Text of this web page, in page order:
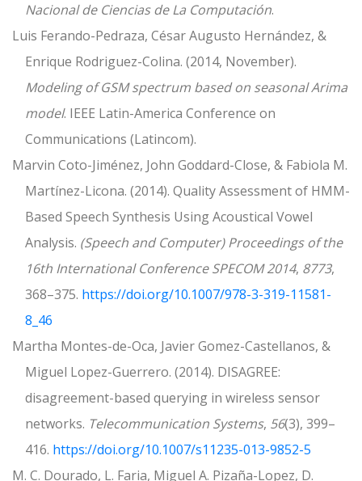
Nacional de Ciencias de La Computación.
Luis Ferando-Pedraza, César Augusto Hernández, &
Enrique Rodriguez-Colina. (2014, November).
Modeling of GSM spectrum based on seasonal Arima
model. IEEE Latin-America Conference on
Communications (Latincom).
Marvin Coto-Jiménez, John Goddard-Close, & Fabiola M.
Martínez-Licona. (2014). Quality Assessment of HMM-
Based Speech Synthesis Using Acoustical Vowel
Analysis. (Speech and Computer) Proceedings of the
16th International Conference SPECOM 2014, 8773,
368–375. https://doi.org/10.1007/978-3-319-11581-
8_46
Martha Montes-de-Oca, Javier Gomez-Castellanos, &
Miguel Lopez-Guerrero. (2014). DISAGREE:
disagreement-based querying in wireless sensor
networks. Telecommunication Systems, 56(3), 399–
416. https://doi.org/10.1007/s11235-013-9852-5
M. C. Dourado, L. Faria, Miguel A. Pizaña-Lopez, D.